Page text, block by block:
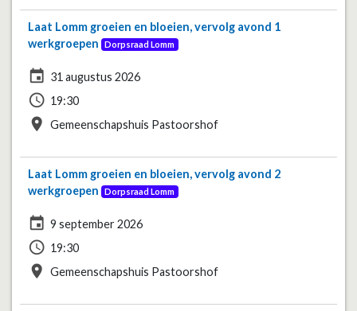
Laat Lomm groeien en bloeien, vervolg avond 1
werkgroepen
Dorpsraad Lomm
event 31 augustus 2026
access_time 19:30
place Gemeenschapshuis Pastoorshof
Laat Lomm groeien en bloeien, vervolg avond 2
werkgroepen
Dorpsraad Lomm
event 9 september 2026
access_time 19:30
place Gemeenschapshuis Pastoorshof